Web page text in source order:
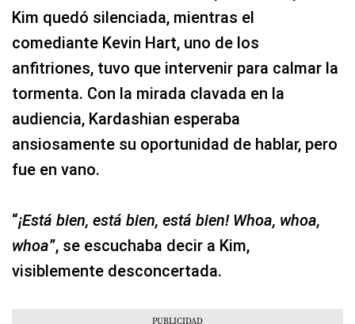
Kim quedó silenciada, mientras el
comediante Kevin Hart, uno de los
anfitriones, tuvo que intervenir para calmar la
tormenta. Con la mirada clavada en la
audiencia, Kardashian esperaba
ansiosamente su oportunidad de hablar, pero
fue en vano.
“¡Está bien, está bien, está bien! Whoa, whoa,
whoa”, se escuchaba decir a Kim,
visiblemente desconcertada.